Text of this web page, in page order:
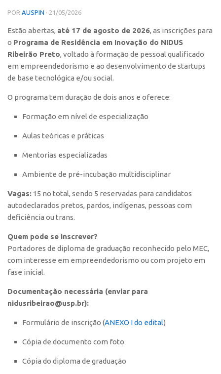
Polo Lorena
Polo Ribeirão Preto
Polo São Carlos
Programas
Bolsa Empreendedorismo
Bolsa Startup USP
PGI-USP
Conexão USP
Inteligência Competitiva
Editais
EMBRAPIIs
CEPIDs
CPEs
InovaUSP
Comunicação
POR AUSPIN · 21/05/2026
Estão abertas, até 17 de agosto de 2026, as inscrições para
o Programa de Residência em Inovação do NIDUS
Ribeirão Preto, voltado à formação de pessoal qualificado
em empreendedorismo e ao desenvolvimento de startups
de base tecnológica e/ou social.
O programa tem duração de dois anos e oferece:
Formação em nível de especialização
Aulas teóricas e práticas
Mentorias especializadas
Ambiente de pré-incubação multidisciplinar
Vagas: 15 no total, sendo 5 reservadas para candidatos
autodeclarados pretos, pardos, indígenas, pessoas com
deficiência ou trans.
Quem pode se inscrever?
Portadores de diploma de graduação reconhecido pelo MEC,
com interesse em empreendedorismo ou com projeto em
fase inicial.
Documentação necessária (enviar para
nidusribeirao@usp.br):
Formulário de inscrição (ANEXO I do edital)
Cópia de documento com foto
Cópia do diploma de graduação